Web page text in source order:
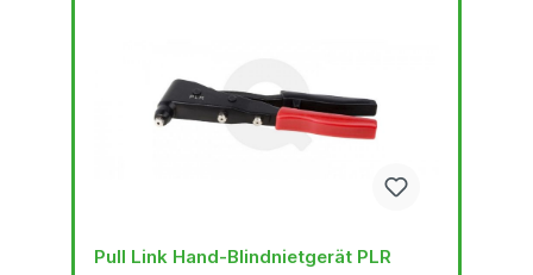
Pull Link Hand-Blindnietgerät PLR